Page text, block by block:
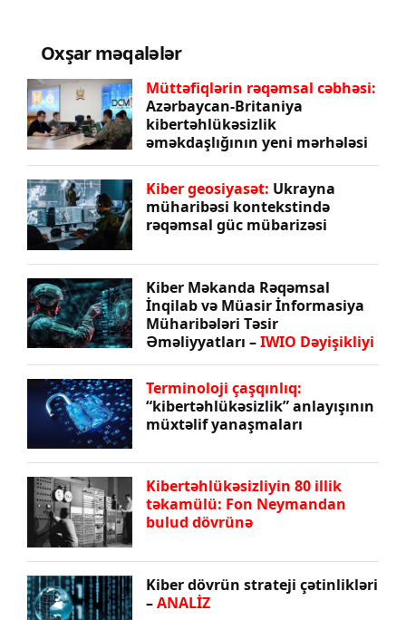
Oxşar məqalələr
Müttəfiqlərin rəqəmsal cəbhəsi:
Azərbaycan-Britaniya
kibertəhlükəsizlik
əməkdaşlığının yeni mərhələsi
Kiber geosiyasət: Ukrayna
müharibəsi kontekstində
rəqəmsal güc mübarizəsi
Kiber Məkanda Rəqəmsal
İnqilab və Müasir İnformasiya
Müharibələri Təsir
Əməliyyatları –IWIO Dəyişikliyi
Terminoloji çaşqınlıq:
“kibertəhlükəsizlik” anlayışının
müxtəlif yanaşmaları
Kibertəhlükəsizliyin 80 illik
təkamülü: Fon Neymandan
bulud dövrünə
Kiber dövrün strateji çətinlikləri
–ANALİZ